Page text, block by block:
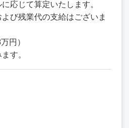
応じて算定いたします。
び残業代の支給はございま
円）
す。